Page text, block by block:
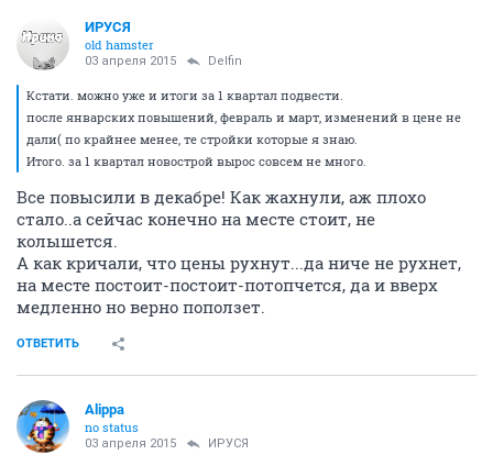
ИРУСЯ
old hamster
03 апреля 2015 Delfin
Кстати. можно уже и итоги за 1 квартал подвести.
после январских повышений, февраль и март, изменений в цене не
дали( по крайнее менее, те стройки которые я знаю.
Итого. за 1 квартал новострой вырос совсем не много.
Все повысили в декабре! Как жахнули, аж плохо
стало..а сейчас конечно на месте стоит, не
колышется.
А как кричали, что цены рухнут...да ниче не рухнет,
на месте постоит-постоит-потопчется, да и вверх
медленно но верно поползет.
ОТВЕТИТЬ
Alippa
no status
03 апреля 2015 ИРУСЯ